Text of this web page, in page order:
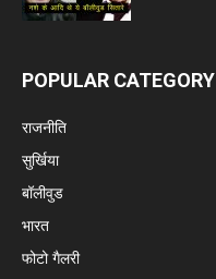
POPULAR CATEGORY
राजनीति
सुर्खिया
बॉलीवुड
भारत
फोटो गैलरी